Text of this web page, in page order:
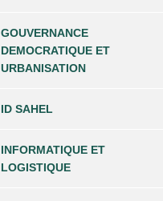
GOUVERNANCE
DEMOCRATIQUE ET
URBANISATION
ID SAHEL
INFORMATIQUE ET
LOGISTIQUE